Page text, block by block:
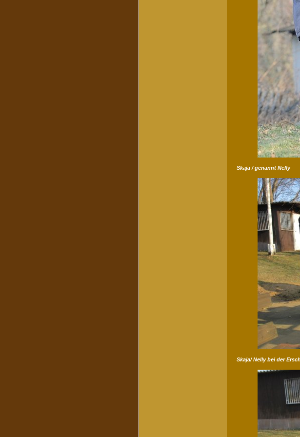
Skaja / genannt Nelly
Skaja/ Nelly bei der